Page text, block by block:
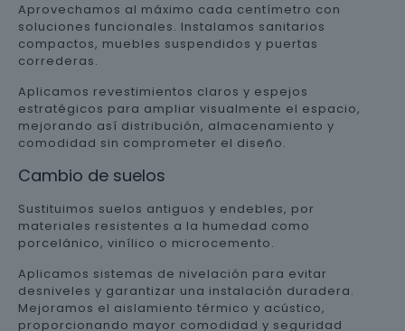
Aprovechamos al máximo cada centímetro con
soluciones funcionales. Instalamos sanitarios
compactos, muebles suspendidos y puertas
correderas.
Aplicamos revestimientos claros y espejos
estratégicos para ampliar visualmente el espacio,
mejorando así distribución, almacenamiento y
comodidad sin comprometer el diseño.
Cambio de suelos
Sustituimos suelos antiguos y endebles, por
materiales resistentes a la humedad como
porcelánico, vinílico o microcemento.
Aplicamos sistemas de nivelación para evitar
desniveles y garantizar una instalación duradera.
Mejoramos el aislamiento térmico y acústico,
proporcionando mayor comodidad y seguridad